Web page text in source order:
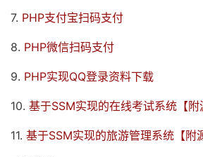
7. PHP支付宝扫码支付
8. PHP微信扫码支付
9. PHP实现QQ登录资料下载
10. 基于SSM实现的在线考试系统【附
11. 基于SSM实现的旅游管理系统【附